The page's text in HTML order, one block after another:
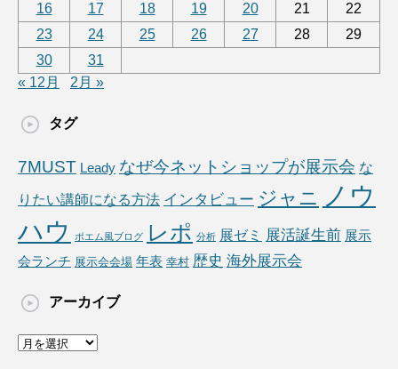
16
17 18 19 20 21
22
23
24 25 26 27 28
29
30
31
« 12月
2月 »
タグ
7MUST Leady なぜ今ネットショップが展示会 な
りたい講師になる方法 インタビュー ジャニ ノウ
ハウ
ポエム風ブログ レポ 分析 展ゼミ 展活誕生前 展示
会ランチ 展示会会場 年表 幸村 歴史 海外展示会
アーカイブ
ア